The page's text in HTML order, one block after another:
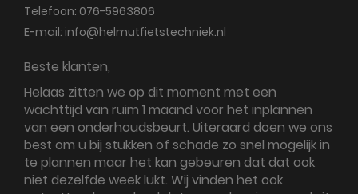
Telefoon: 076-5963806
E-mail: info@helmutfietstechniek.nl
Beste klanten,
Helaas zitten we op dit moment met een
wachttijd van ruim 1 maand voor het inplannen
van een onderhoudsbeurt. Uiteraard doen we ons
best om u bij stukken of schade zo snel mogelijk in
te plannen maar het kan gebeuren dat dat ook
niet dezelfde week lukt. Wij vinden het ook